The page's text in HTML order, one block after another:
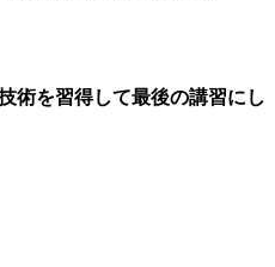
術を習得して最後の講習にし